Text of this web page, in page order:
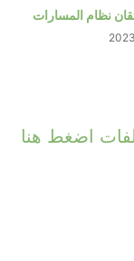
نظام المسارات
اضغط هنا